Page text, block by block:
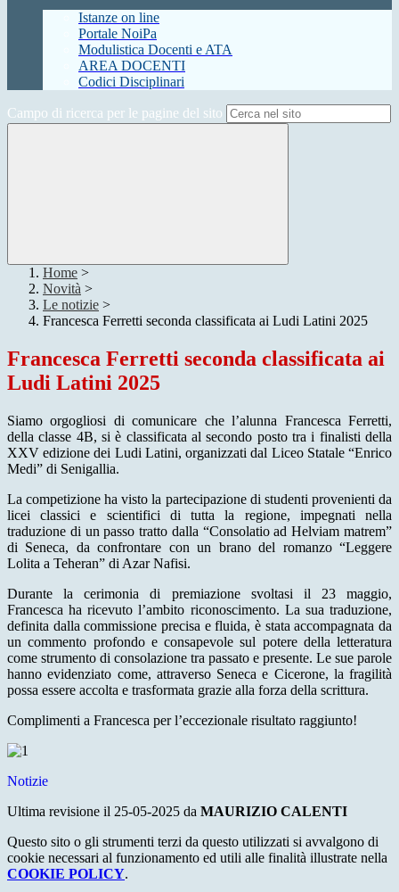
Istanze on line
Portale NoiPa
Modulistica Docenti e ATA
AREA DOCENTI
Codici Disciplinari
Campo di ricerca per le pagine del sito
Home >
Novità >
Le notizie >
Francesca Ferretti seconda classificata ai Ludi Latini 2025
Francesca Ferretti seconda classificata ai
Ludi Latini 2025
Siamo orgogliosi di comunicare che l’alunna Francesca Ferretti,
della classe 4B, si è classificata al secondo posto tra i finalisti della
XXV edizione dei Ludi Latini, organizzati dal Liceo Statale “Enrico
Medi” di Senigallia.
La competizione ha visto la partecipazione di studenti provenienti da
licei classici e scientifici di tutta la regione, impegnati nella
traduzione di un passo tratto dalla “Consolatio ad Helviam matrem”
di Seneca, da confrontare con un brano del romanzo “Leggere
Lolita a Teheran” di Azar Nafisi.
Durante la cerimonia di premiazione svoltasi il 23 maggio,
Francesca ha ricevuto l’ambito riconoscimento. La sua traduzione,
definita dalla commissione precisa e fluida, è stata accompagnata da
un commento profondo e consapevole sul potere della letteratura
come strumento di consolazione tra passato e presente. Le sue parole
hanno evidenziato come, attraverso Seneca e Cicerone, la fragilità
possa essere accolta e trasformata grazie alla forza della scrittura.
Complimenti a Francesca per l’eccezionale risultato raggiunto!
Notizie
Ultima revisione il 25-05-2025 da MAURIZIO CALENTI
Questo sito o gli strumenti terzi da questo utilizzati si avvalgono di
cookie necessari al funzionamento ed utili alle finalità illustrate nella
COOKIE POLICY.